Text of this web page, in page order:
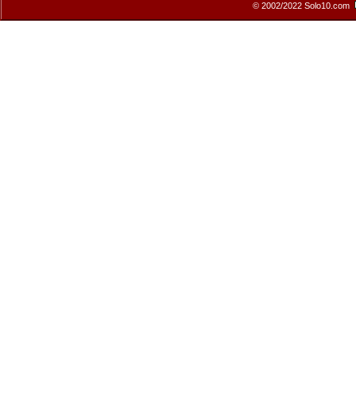
© 2002/2022 Solo10.com